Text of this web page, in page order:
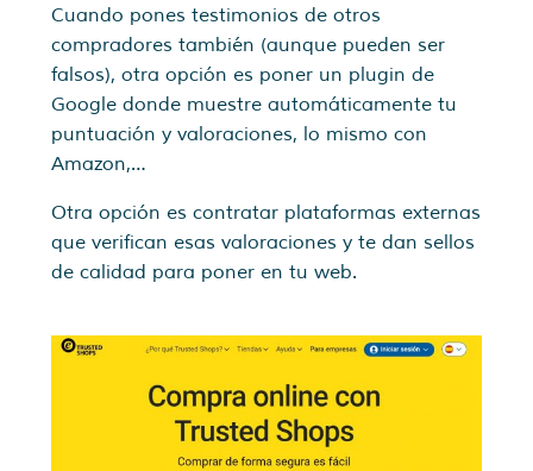
Cuando pones testimonios de otros
compradores también (aunque pueden ser
falsos), otra opción es poner un plugin de
Google donde muestre automáticamente tu
puntuación y valoraciones, lo mismo con
Amazon,…
Otra opción es contratar plataformas externas
que verifican esas valoraciones y te dan sellos
de calidad para poner en tu web.